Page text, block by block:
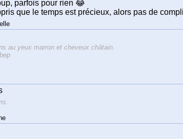
parfois pour rien 😂
que le temps est précieux, alors pas de
au yeux marron et cheveux châtain.